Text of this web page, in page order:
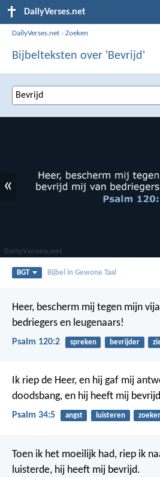
DailyVerses.net
DailyVerses.net ›Zoeken
Bijbelteksten over 'Bevrijd'
«
BGT Bijbel in Gewone Taal
Heer, bescherm mij tegen mijn
bedriegers en leugenaars!
Psalm 120:2 spreken bevrijder
Ik riep de Heer, en hij gaf mij
doodsbang, en hij heeft mij
Psalm 34:5 angst luisteren
Toen ik het moeilijk had, riep ik
luisterde, hij heeft mij bevrijd.